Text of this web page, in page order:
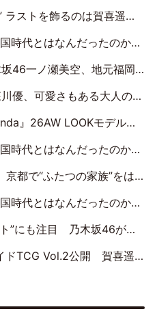
りの登場に「5年分大人になった私を見ていただけたら」
プロやりたかったな』って言ったら、夢眠ねむさんに『てめえはでんぱ組．incなんだよ！』って肩パンされて(笑)」
福岡『めんべい25周年トップサポーター』に就任
、可愛さもある大人の女性に
26AW LOOKモデルに就任
「TIFで10年ぶりのキョンシーメイクをしたら、場を完全に引かせてしまって。時代が変わったんだなって」
！ “母”黒谷友香に見送られ、“父”松岡昌宏とはハシゴ酒
田らうら「正直、中3で辞めるというのを信じてなくて。そう言われてはいたけど、嘘でしょって」
46が挑んだ書道パフォーマンスの舞台裏
喜遥香＆田村真佑が『京まふ』ステージに登壇